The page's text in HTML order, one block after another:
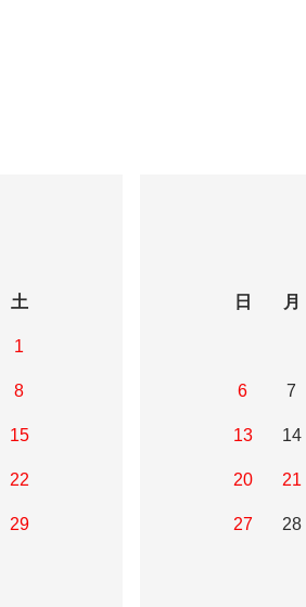
土
1
8
15
22
29
日
月
6 7
13 14
20 21
27 28